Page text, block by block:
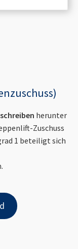
herunter
Zuschuss
1 beteiligt sich